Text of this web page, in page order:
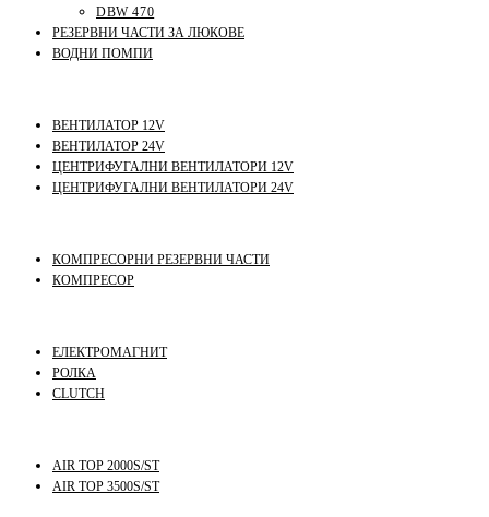
DBW 470
РЕЗЕРВНИ ЧАСТИ ЗА ЛЮКОВЕ
ВОДНИ ПОМПИ
ВЕНТИЛАТОР 12V
ВЕНТИЛАТОР 24V
ЦЕНТРИФУГАЛНИ ВЕНТИЛАТОРИ 12V
ЦЕНТРИФУГАЛНИ ВЕНТИЛАТОРИ 24V
КОМПРЕСОРНИ РЕЗЕРВНИ ЧАСТИ
КОМПРЕСОР
ЕЛЕКТРОМАГНИТ
РОЛКА
CLUTCH
AIR TOP 2000S/ST
AIR TOP 3500S/ST